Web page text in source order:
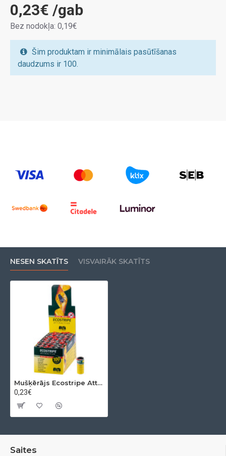
0,23€ /gab
Bez nodokļa: 0,19€
Šim produktam ir minimālais pasūtīšanas
daudzums ir 100.
NESEN SKATĪTS VISVAIRĀK SKATĪTS
Mušķērājs Ecostripe Attractive, Sellbox 100 ks
0,23€
Saites